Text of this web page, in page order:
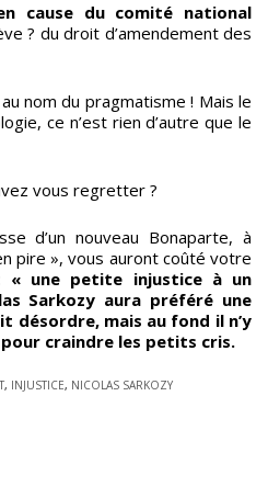
cause du comité national
? du droit d’amendement des
nom du pragmatisme ! Mais le
ce n’est rien d’autre que le
vous regretter ?
d’un nouveau Bonaparte, à
pire », vous auront coûté votre
« une petite injustice à un
Sarkozy aura préféré une
désordre, mais au fond il n’y
craindre les petits cris.
, INJUSTICE, NICOLAS SARKOZY